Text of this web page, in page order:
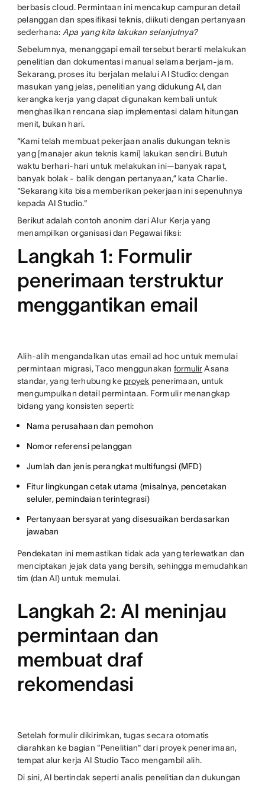
berbasis cloud. Permintaan ini mencakup campuran detail
pelanggan dan spesifikasi teknis, diikuti dengan pertanyaan
sederhana: Apa yang kita lakukan selanjutnya?
Sebelumnya, menanggapi email tersebut berarti melakukan
penelitian dan dokumentasi manual selama berjam-jam.
Sekarang, proses itu berjalan melalui AI Studio: dengan
masukan yang jelas, penelitian yang didukung AI, dan
kerangka kerja yang dapat digunakan kembali untuk
menghasilkan rencana siap implementasi dalam hitungan
menit, bukan hari.
“Kami telah membuat pekerjaan analis dukungan teknis
yang [manajer akun teknis kami] lakukan sendiri. Butuh
waktu berhari-hari untuk melakukan ini—banyak rapat,
banyak bolak - balik dengan pertanyaan,” kata Charlie.
"Sekarang kita bisa memberikan pekerjaan ini sepenuhnya
kepada AI Studio."
Berikut adalah contoh anonim dari Alur Kerja yang
menampilkan organisasi dan Pegawai fiksi:
Langkah 1: Formulir
penerimaan terstruktur
menggantikan email
Alih-alih mengandalkan utas email ad hoc untuk memulai
permintaan migrasi, Taco menggunakanformulirAsana
standar, yang terhubung ke proyek penerimaan, untuk
mengumpulkan detail permintaan. Formulir menangkap
bidang yang konsisten seperti:
Nama perusahaan dan pemohon
Nomor referensi pelanggan
Jumlah dan jenis perangkat multifungsi (MFD)
Fitur lingkungan cetak utama (misalnya, pencetakan
seluler, pemindaian terintegrasi)
Pertanyaan bersyarat yang disesuaikan berdasarkan
jawaban
Pendekatan ini memastikan tidak ada yang terlewatkan dan
menciptakan jejak data yang bersih, sehingga memudahkan
tim (dan AI) untuk memulai.
Langkah 2: AI meninjau
permintaan dan
membuat draf
rekomendasi
Setelah formulir dikirimkan, tugas secara otomatis
diarahkan ke bagian "Penelitian" dari proyek penerimaan,
tempat alur kerja AI Studio Taco mengambil alih.
Di sini, AI bertindak seperti analis penelitian dan dukungan